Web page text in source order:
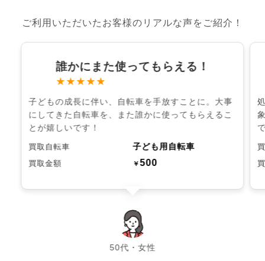
ご利用いただいたお客様のリアルな声をご紹介！
誰かにまた使ってもらえる！
★★★★★
子どもの成長に伴い、自転車を手放すことに。大事
にしてきた自転車を、また誰かに使ってもらえるこ
とが嬉しいです！
買取自転車 子ども用自転車
買取金額 ￥500
50代・女性
chevron_left chevron_right